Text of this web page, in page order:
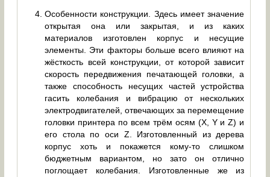
Особенности конструкции. Здесь имеет значение
открытая она или закрытая, и из каких
материалов изготовлен корпус и несущие
элементы. Эти факторы больше всего влияют на
жёсткость всей конструкции, от которой зависит
скорость передвижения печатающей головки, а
также способность несущих частей устройства
гасить колебания и вибрацию от нескольких
электродвигателей, отвечающих за перемещение
головки принтера по всем трём осям (X, Y и Z) и
его стола по оси Z. Изготовленный из дерева
корпус хоть и покажется кому-то слишком
бюджетным вариантом, но зато он отлично
поглощает колебания. Изготовленные же из